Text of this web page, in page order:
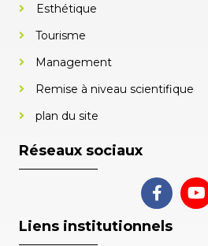
Esthétique
Tourisme
Management
Remise à niveau scientifique
plan du site
Réseaux sociaux
Liens institutionnels